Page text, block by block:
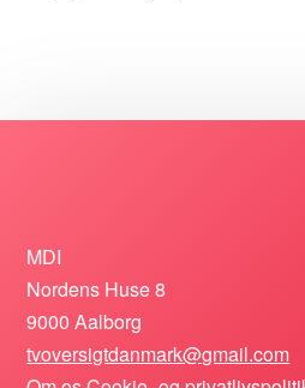
MDI
Nordens Huse 8
9000 Aalborg
tvoversigtdanmark@gmail.com